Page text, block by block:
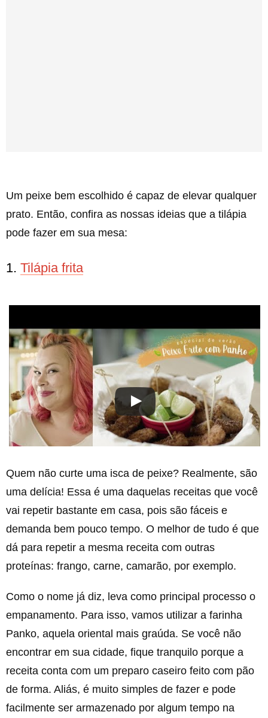
Um peixe bem escolhido é capaz de elevar qualquer
prato. Então, confira as nossas ideias que a tilápia
pode fazer em sua mesa:
1. Tilápia frita
Quem não curte uma isca de peixe? Realmente, são
uma delícia! Essa é uma daquelas receitas que você
vai repetir bastante em casa, pois são fáceis e
demanda bem pouco tempo. O melhor de tudo é que
dá para repetir a mesma receita com outras
proteínas: frango, carne, camarão, por exemplo.
Como o nome já diz, leva como principal processo o
empanamento. Para isso, vamos utilizar a farinha
Panko, aquela oriental mais graúda. Se você não
encontrar em sua cidade, fique tranquilo porque a
receita conta com um preparo caseiro feito com pão
de forma. Aliás, é muito simples de fazer e pode
facilmente ser armazenado por algum tempo na